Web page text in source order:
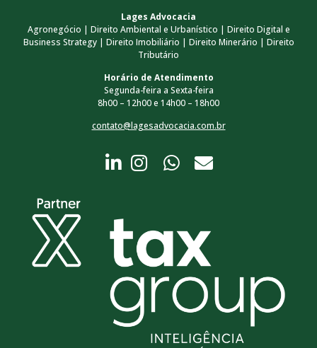
Lages Advocacia
Agronegócio | Direito Ambiental e Urbanístico | Direito Digital e
Business Strategy | Direito Imobiliário | Direito Minerário | Direito
Tributário
Horário de Atendimento
Segunda-feira a Sexta-feira
8h00 – 12h00 e 14h00 – 18h00
contato@lagesadvocacia.com.br